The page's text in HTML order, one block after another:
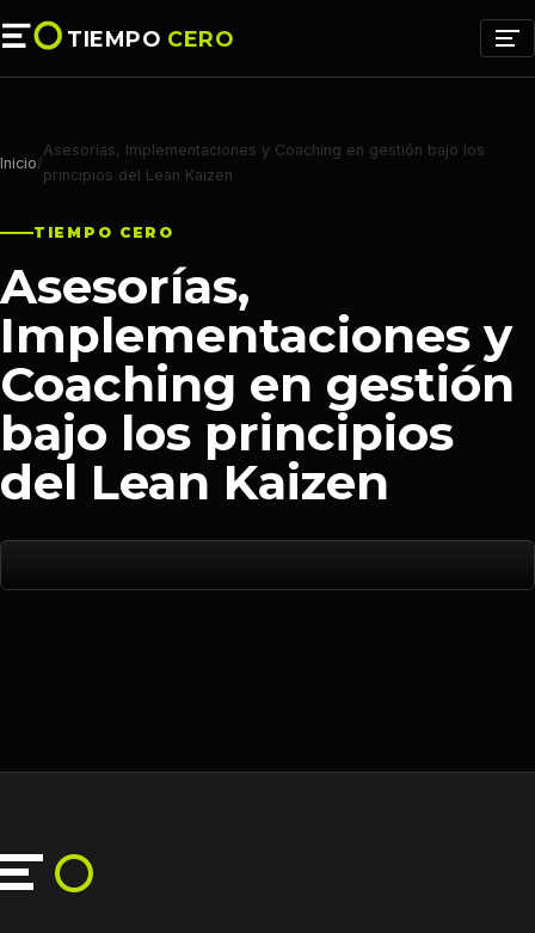
TIEMPO CERO
Inicio/
Asesorías, Implementaciones y Coaching en gestión bajo los
principios del Lean Kaizen
TIEMPO CERO
Asesorías,
Implementaciones y
Coaching en gestión
bajo los principios
del Lean Kaizen